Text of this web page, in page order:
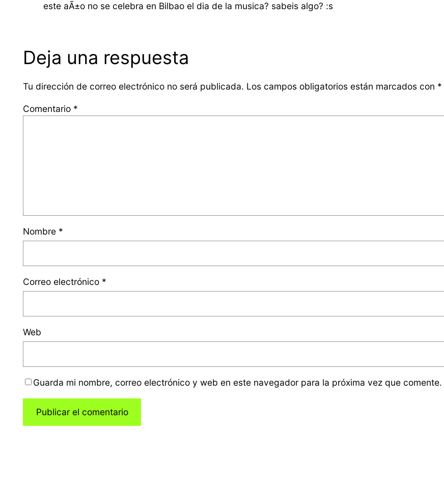
este aÃ±o no se celebra en Bilbao el dia de la musica? sabeis algo? :s
Deja una respuesta
Tu dirección de correo electrónico no será publicada. Los campos obligatorios están marcados con *
Comentario *
Nombre *
Correo electrónico *
Web
Guarda mi nombre, correo electrónico y web en este navegador para la próxima vez que comente.